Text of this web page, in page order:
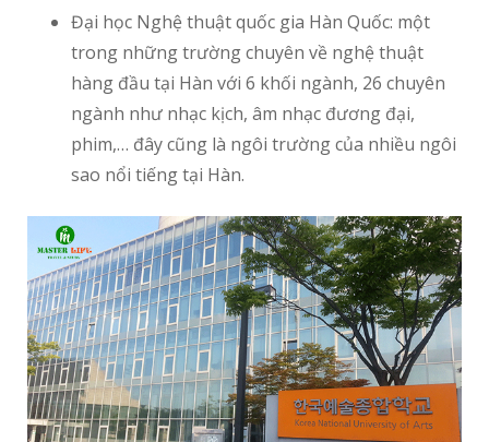
Đại học Nghệ thuật quốc gia Hàn Quốc: một
trong những trường chuyên về nghệ thuật
hàng đầu tại Hàn với 6 khối ngành, 26 chuyên
ngành như nhạc kịch, âm nhạc đương đại,
phim,… đây cũng là ngôi trường của nhiều ngôi
sao nổi tiếng tại Hàn.